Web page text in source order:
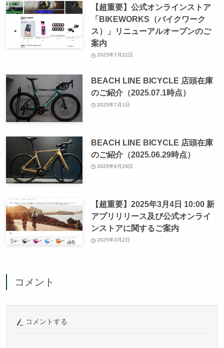
【超重要】公式オンラインストア
「BIKEWORKS（バイクワーク
ス）」リニューアルオープンのご
案内
2025年7月22日
BEACH LINE BICYCLE 店頭在庫
のご紹介（2025.07.1時点）
2025年7月1日
BEACH LINE BICYCLE 店頭在庫
のご紹介（2025.06.29時点）
2025年6月29日
【超重要】2025年3月4日 10:00 新
アプリリリース及び公式オンライ
ンストアに関するご案内
2025年3月2日
コメント
コメントする